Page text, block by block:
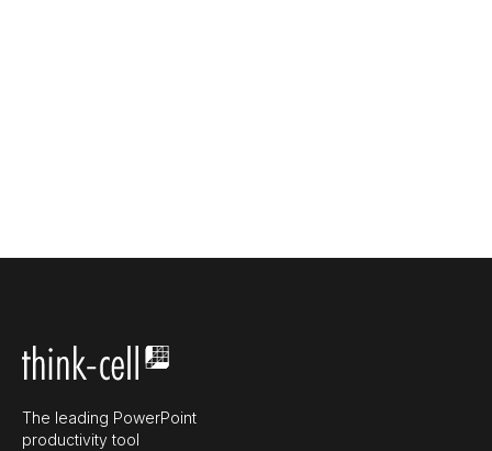
The leading PowerPoint
productivity tool